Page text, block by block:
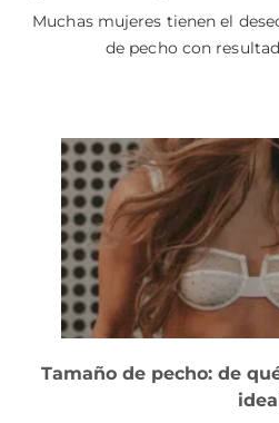
Muchas mujeres tienen el
de pecho con
Tamaño de pecho: de